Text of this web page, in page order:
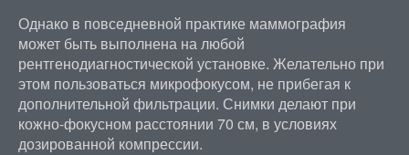
Однако в повседневной практике маммография
может быть выполнена на любой
рентгенодиагностической установке. Желательно при
этом пользоваться микрофокусом, не прибегая к
дополнительной фильтрации. Снимки делают при
кожно-фокусном расстоянии 70 см, в условиях
дозированной компрессии.